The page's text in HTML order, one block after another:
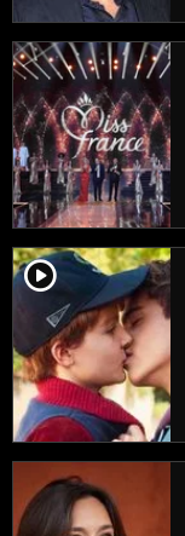
player2